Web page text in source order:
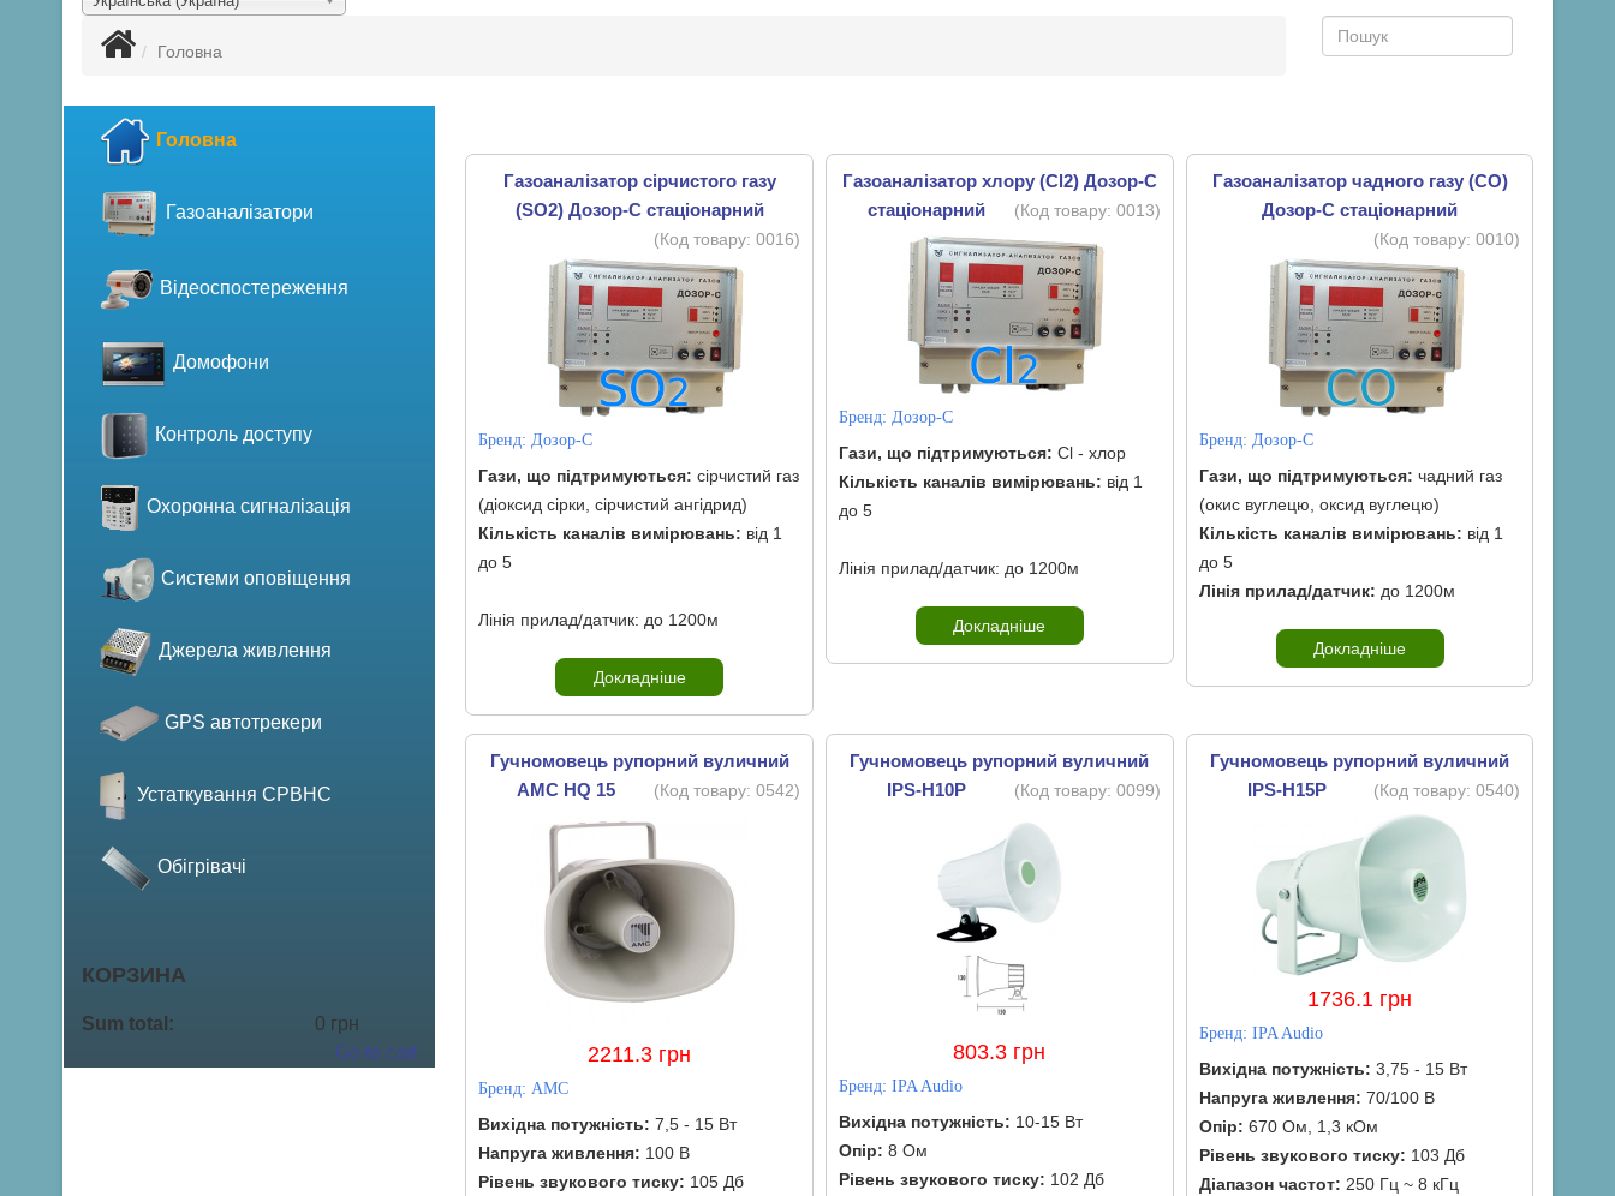
Головна
Головна
Газоаналізатори
Відеоспостереження
Домофони
Контроль доступу
Охоронна сигналізація
Системи оповіщення
Джерела живлення
GPS автотрекери
Устаткування СРВНС
Обігрівачі
КОРЗИНА
Sum total:
0 грн
Go to cart
Газоаналізатор сірчистого газу
(SO2) Дозор-С стаціонарний
(Код товару: 0016)
Бренд: Дозор-С
Гази, що підтримуються: сірчистий газ
(діоксид сірки, сірчистий ангідрид)
Кількість каналів вимірювань: від 1
до 5
Лінія прилад/датчик: до 1200м
Докладніше
Газоаналізатор хлору (Cl2) Дозор-С
стаціонарний
(Код товару: 0013)
Бренд: Дозор-С
Гази, що підтримуються: Cl - хлор
Кількість каналів вимірювань: від 1
до 5
Лінія прилад/датчик: до 1200м
Докладніше
Газоаналізатор чадного газу (CO)
Дозор-С стаціонарний
(Код товару:0010)
Бренд: Дозор-С
Гази, що підтримуються: чадний газ
(окис вуглецю, оксид вуглецю)
Кількість каналів вимірювань: від 1
до 5
Лінія прилад/датчик: до 1200м
Докладніше
Гучномовець рупорний вуличний
AMC HQ 15
(Код товару: 0542)
2211.3 грн
Бренд: AMC
Вихідна потужність: 7,5 - 15 Вт
Напруга живлення: 100 В
Рівень звукового тиску: 105 Дб
Гучномовець рупорний вуличний
IPS-H10P
(Код товару: 0099)
803.3 грн
Бренд: IPA Audio
Вихідна потужність: 10-15 Вт
Опір: 8 Ом
Рівень звукового тиску: 102 Дб
Гучномовець рупорний вуличний
IPS-H15P
(Код товару:0540)
1736.1 грн
Бренд: IPA Audio
Вихідна потужність: 3,75 - 15 Вт
Напруга живлення: 70/100 В
Опір: 670 Ом, 1,3 кОм
Рівень звукового тиску: 103 Дб
Діапазон частот: 250 Гц ~ 8 кГц